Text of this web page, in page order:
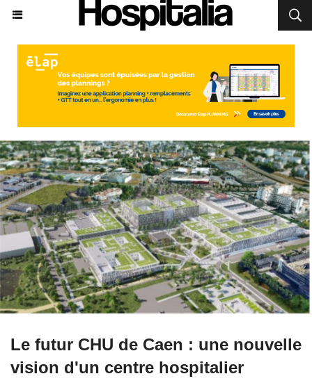
Le futur CHU de Caen : une nouvelle
vision d'un centre hospitalier